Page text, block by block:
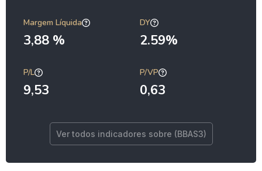
Margem Líquida
3,88 %
DY
2.59%
P/L
9,53
P/VP
0,63
Ver todos indicadores sobre (BBAS3)